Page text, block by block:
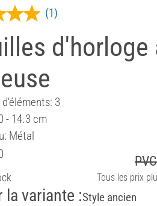
d'horloge
(1)
3
- 14.3 cm
Métal
Tous les prix
la variante :Style ancien